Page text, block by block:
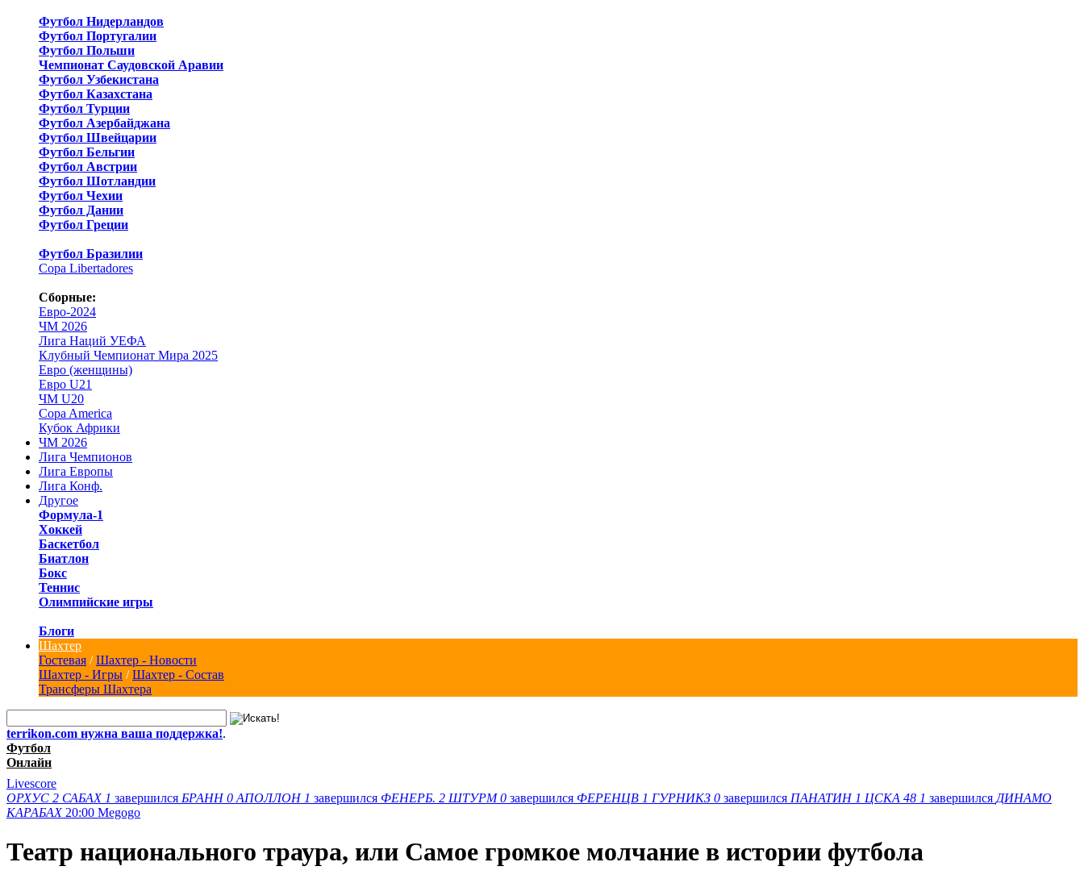
Футбол Нидерландов
Футбол Португалии
Футбол Польши
Чемпионат Саудовской Аравии
Футбол Узбекистана
Футбол Казахстана
Футбол Турции
Футбол Азербайджана
Футбол Швейцарии
Футбол Бельгии
Футбол Австрии
Футбол Шотландии
Футбол Чехии
Футбол Дании
Футбол Греции
Футбол Бразилии
Copa Libertadores
Сборные:
Евро-2024
ЧМ 2026
Лига Наций УЕФА
Клубный Чемпионат Мира 2025
Евро (женщины)
Евро U21
ЧМ U20
Copa America
Кубок Африки
ЧМ 2026
Лига Чемпионов
Лига Европы
Лига Конф.
Другое
Формула-1
Хоккей
Баскетбол
Биатлон
Бокс
Теннис
Олимпийские игры
Блоги
Шахтер
Гостевая /Шахтер - Новости
Шахтер - Игры /Шахтер - Состав
Трансферы Шахтера
terrikon.com нужна ваша поддержка!.
Футбол
Онлайн
Livescore
ОРХУС 2 САБАХ 1 завершился БРАНН 0 АПОЛЛОН 1 завершился ФЕНЕРБ. 2 ШТУРМ 0 завершился ФЕРЕНЦВ 1 ГУРНИКЗ 0 завершился ПАНАТИН 1 ЦСКА 48 1 завершился ДИНАМО
КАРАБАХ 20:00 Megogo
Театр национального траура, или Самое громкое молчание в истории футбола